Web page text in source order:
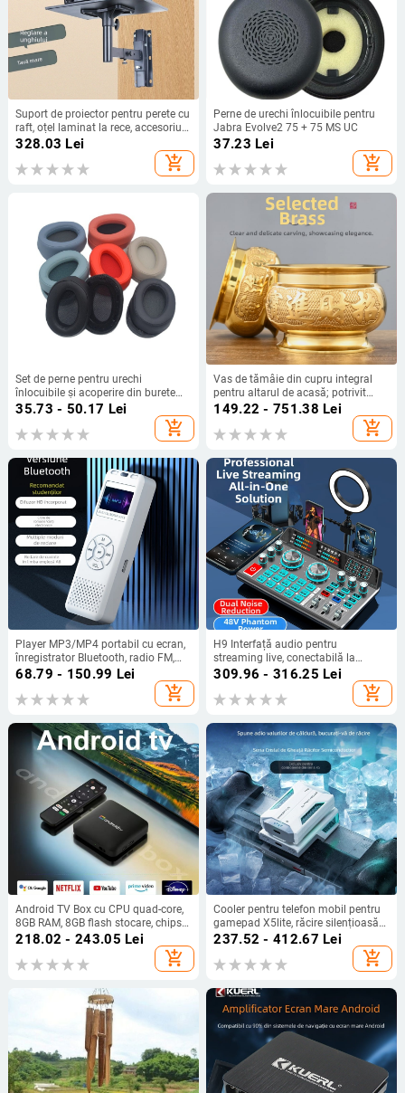
Suport de proiector pentru perete cu
raft, oțel laminat la rece, accesoriu
pentru polița TV
328.03 Lei
add_shopping_cart
Perne de urechi înlocuibile pentru
Jabra Evolve2 75 + 75 MS UC
37.23 Lei
add_shopping_cart
Set de perne pentru urechi
înlocuibile și acoperire din burete
pentru căști Sony MDR-100ABN
35.73 - 50.17 Lei
add_shopping_cart
Vas de tămâie din cupru integral
pentru altarul de acasă; potrivit
pentru Buddha, Guanyin și zeitățile
149.22 - 751.38 Lei
add_shopping_cart
Player MP3/MP4 portabil cu ecran,
înregistrator Bluetooth, radio FM,
audiobook-uri, USB flash drive cu
68.79 - 150.99 Lei
add_shopping_cart
H9 Interfață audio pentru
streaming live, conectabilă la
telefon, computer, căști Bluetooth,
309.96 - 316.25 Lei
add_shopping_cart
Android TV Box cu CPU quad-core,
8GB RAM, 8GB flash stocare, chipset
Amlogic, HDMI/USB/AV, Full HD
218.02 - 243.05 Lei
add_shopping_cart
Cooler pentru telefon mobil pentru
gamepad X5lite, răcire silențioasă
pe bază de semiconductori,
interfață USB-C, conectivitate
wireless, model X5lite zero joint
237.52 - 412.67 Lei
add_shopping_cart